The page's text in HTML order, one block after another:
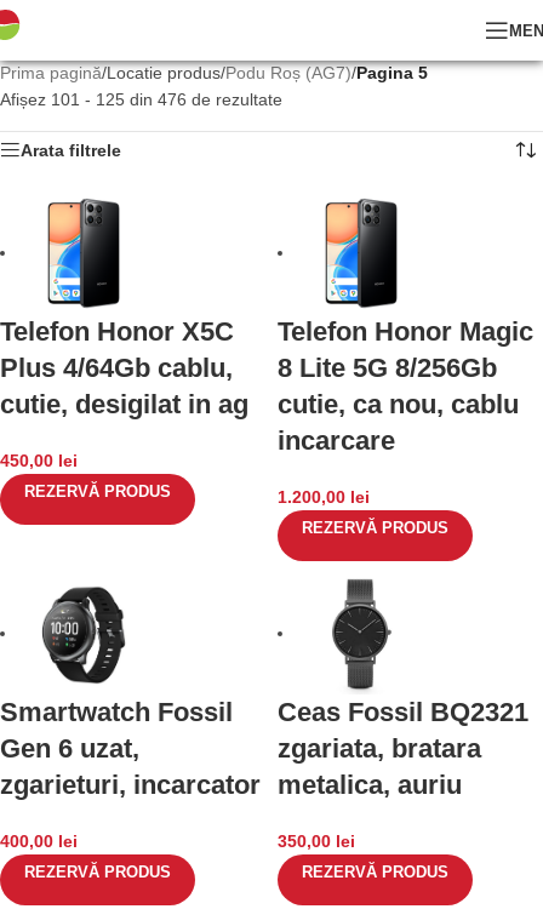
Prima pagină/Locatie produs/Podu Roș (AG7)/Pagina 5
Afișez 101 - 125 din 476 de rezultate
Arata filtrele
Telefon Honor X5C
Plus 4/64Gb cablu,
cutie, desigilat in ag
450,00 lei
REZERVĂ PRODUS
Telefon Honor Magic
8 Lite 5G 8/256Gb
cutie, ca nou, cablu
incarcare
1.200,00 lei
REZERVĂ PRODUS
Smartwatch Fossil
Gen 6 uzat,
zgarieturi, incarcator
400,00 lei
REZERVĂ PRODUS
Ceas Fossil BQ2321
zgariata, bratara
metalica, auriu
350,00 lei
REZERVĂ PRODUS